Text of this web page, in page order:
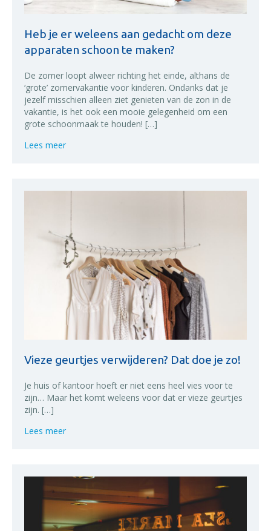
Heb je er weleens aan gedacht om deze
apparaten schoon te maken?
De zomer loopt alweer richting het einde, althans de
‘grote’ zomervakantie voor kinderen. Ondanks dat je
jezelf misschien alleen ziet genieten van de zon in de
vakantie, is het ook een mooie gelegenheid om een
grote schoonmaak te houden! […]
Lees meerabout Heb je er weleens aan gedacht om deze
Vieze geurtjes verwijderen? Dat doe je zo!
Je huis of kantoor hoeft er niet eens heel vies voor te
zijn… Maar het komt weleens voor dat er vieze geurtjes
zijn. […]
Lees meerabout Vieze geurtjes verwijderen? Dat doe je zo!